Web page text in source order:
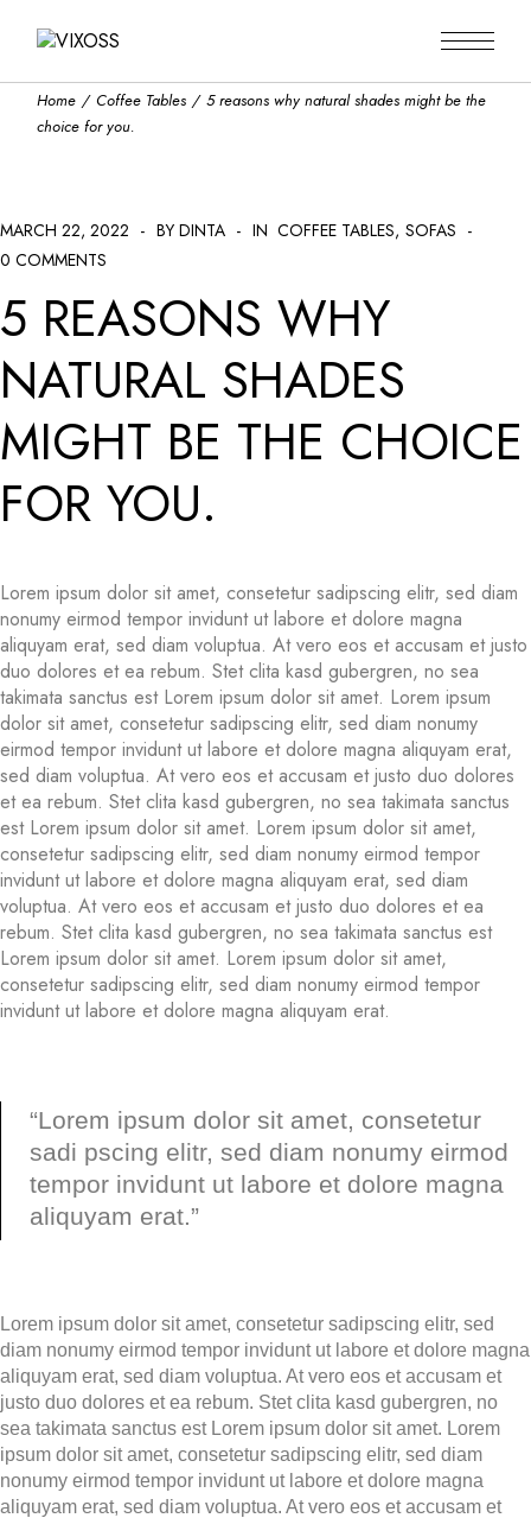
Home Coffee Tables
5 reasons why natural shades might be the
choice for you.
MARCH 22, 2022 BY DINTA IN COFFEE TABLES SOFAS
0 COMMENTS
5 REASONS WHY
NATURAL SHADES
MIGHT BE THE CHOICE
FOR YOU.
Lorem ipsum dolor sit amet, consetetur sadipscing elitr, sed diam
nonumy eirmod tempor invidunt ut labore et dolore magna
aliquyam erat, sed diam voluptua. At vero eos et accusam et justo
duo dolores et ea rebum. Stet clita kasd gubergren, no sea
takimata sanctus est Lorem ipsum dolor sit amet. Lorem ipsum
dolor sit amet, consetetur sadipscing elitr, sed diam nonumy
eirmod tempor invidunt ut labore et dolore magna aliquyam erat,
sed diam voluptua. At vero eos et accusam et justo duo dolores
et ea rebum. Stet clita kasd gubergren, no sea takimata sanctus
est Lorem ipsum dolor sit amet. Lorem ipsum dolor sit amet,
consetetur sadipscing elitr, sed diam nonumy eirmod tempor
invidunt ut labore et dolore magna aliquyam erat, sed diam
voluptua. At vero eos et accusam et justo duo dolores et ea
rebum. Stet clita kasd gubergren, no sea takimata sanctus est
Lorem ipsum dolor sit amet. Lorem ipsum dolor sit amet,
consetetur sadipscing elitr, sed diam nonumy eirmod tempor
invidunt ut labore et dolore magna aliquyam erat.
“Lorem ipsum dolor sit amet, consetetur
sadi pscing elitr, sed diam nonumy eirmod
tempor invidunt ut labore et dolore magna
aliquyam erat.”
Lorem ipsum dolor sit amet, consetetur sadipscing elitr, sed
diam nonumy eirmod tempor invidunt ut labore et dolore magna
aliquyam erat, sed diam voluptua. At vero eos et accusam et
justo duo dolores et ea rebum. Stet clita kasd gubergren, no
sea takimata sanctus est Lorem ipsum dolor sit amet. Lorem
ipsum dolor sit amet, consetetur sadipscing elitr, sed diam
nonumy eirmod tempor invidunt ut labore et dolore magna
aliquyam erat, sed diam voluptua. At vero eos et accusam et